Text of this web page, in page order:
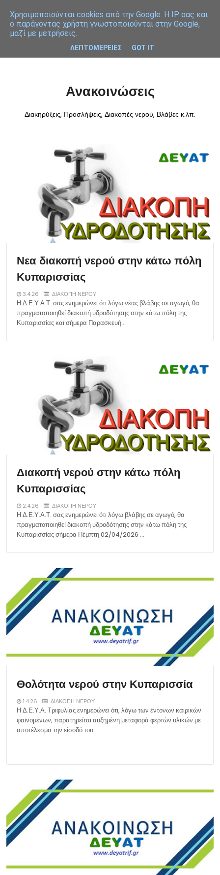
Ανακοινώσεις
Διακηρύξεις, Προσλήψεις, Διακοπές νερού, Βλάβες κ.λπ.
Νεα διακοπή νερού στην κάτω πόλη
Κυπαρισσίας
3.4.26 ΔΙΑΚΟΠΗ ΝΕΡΟΥ
Η Δ.Ε.Υ.Α.Τ. σας ενημερώνει ότι λόγω νέας βλάβης σε αγωγό, θα
πραγματοποιηθεί διακοπή υδροδότησης στην κάτω πόλη της
Κυπαρισσίας και σήμερα Παρασκευή…
Διακοπή νερού στην κάτω πόλη
Κυπαρισσίας
2.4.26 ΔΙΑΚΟΠΗ ΝΕΡΟΥ
Η Δ.Ε.Υ.Α.Τ. σας ενημερώνει ότι λόγω βλάβης σε αγωγό, θα
πραγματοποιηθεί διακοπή υδροδότησης στην κάτω πόλη της
Κυπαρισσίας σήμερα Πέμπτη 02/04/2026 …
Θολότητα νερού στην Κυπαρισσία
1.4.26 ΔΙΑΚΟΠΗ ΝΕΡΟΥ
Η Δ.Ε.Υ.Α. Τριφυλίας ενημερώνει ότι, λόγω των έντονων καιρικών
φαινομένων, παρατηρείται αυξημένη μεταφορά φερτών υλικών με
αποτέλεσμα την είσοδό του…
Χρησιμοποιoύνται cookies από την Google. Η IP σας και
ο παράγοντας χρήστη γνωστοποιούνται στην Google,
μαζί με μετρήσεις.
ΛΕΠΤΟΜΕΡΕΙΕΣ GOT IT